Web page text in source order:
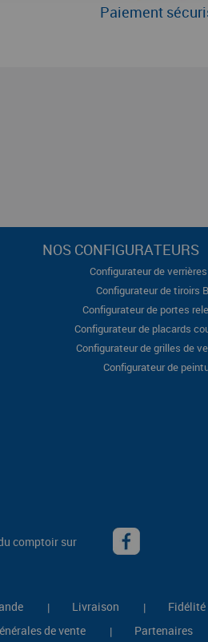
Paiement
NOS CONFIGURATEURS
Configurateur de
Configurateur de tiroirs
Configurateur de portes
Configurateur de placards
Configurateur de grilles de
Configurateur de
comptoir sur
| Livraison | Fidélité
de vente | Partenaires